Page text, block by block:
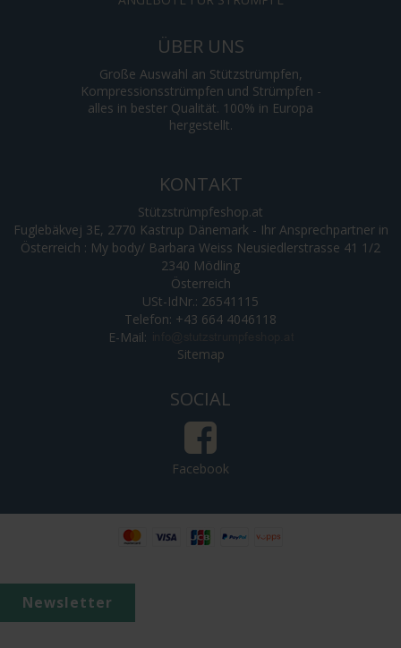
Newsletter
ÜBER UNS
Große Auswahl an Stützstrümpfen,
Kompressionsstrümpfen und Strümpfen -
alles in bester Qualität. 100% in Europa
hergestellt.
KONTAKT
Stützstrümpfeshop.at
Fuglebäkvej 3E, 2770 Kastrup Dänemark - Ihr Ansprechpartner in
Österreich : My body/ Barbara Weiss Neusiedlerstrasse 41 1/2
2340 Mödling
Österreich
USt-IdNr.: 26541115
Telefon: +43 664 4046118
E-Mail:
Sitemap
SOCIAL
Facebook